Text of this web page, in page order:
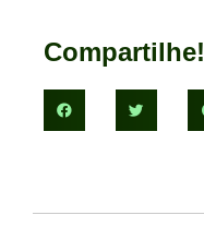
Compartilhe!